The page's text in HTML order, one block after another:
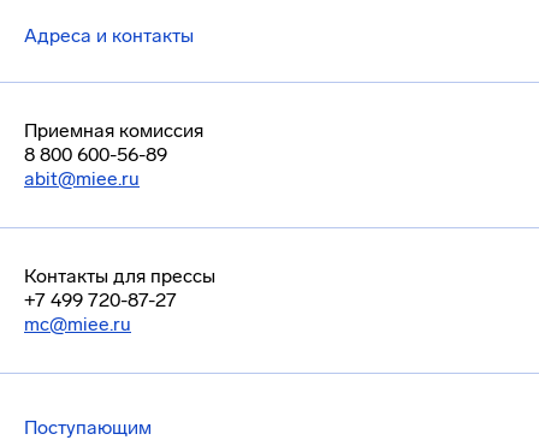
Адреса и контакты
Приемная комиссия
8 800 600-56-89
abit@miee.ru
Контакты для прессы
+7 499 720-87-27
mc@miee.ru
Поступающим